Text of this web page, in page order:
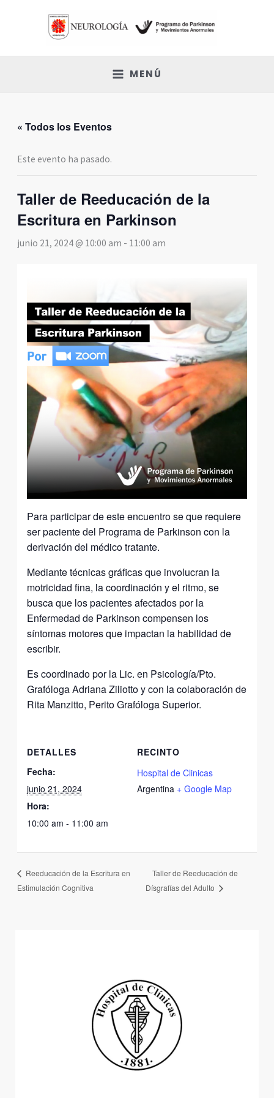
MENÚ
« Todos los Eventos
Este evento ha pasado.
Taller de Reeducación de la
Escritura en Parkinson
junio 21, 2024 @ 10:00 am - 11:00 am
Para participar de este encuentro se que requiere
ser paciente del Programa de Parkinson con la
derivación del médico tratante.
Mediante técnicas gráficas que involucran la
motricidad fina, la coordinación y el ritmo, se
busca que los pacientes afectados por la
Enfermedad de Parkinson compensen los
síntomas motores que impactan la habilidad de
escribir.
Es coordinado por la Lic. en Psicología/Pto.
Grafóloga Adriana Ziliotto y con la colaboración de
Rita Manzitto, Perito Grafóloga Superior.
DETALLES
Fecha:
junio 21, 2024
Hora:
10:00 am - 11:00 am
RECINTO
Hospital de Clinicas
Argentina + Google Map
Reeducación de la Escritura en
Estimulación Cognitiva
Taller de Reeducación de
Dísgrafías del Adulto